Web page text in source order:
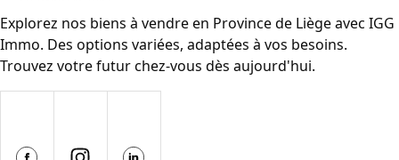
Explorez nos biens à vendre en Province de Liège avec IGG
Immo. Des options variées, adaptées à vos besoins.
Trouvez votre futur chez-vous dès aujourd'hui.